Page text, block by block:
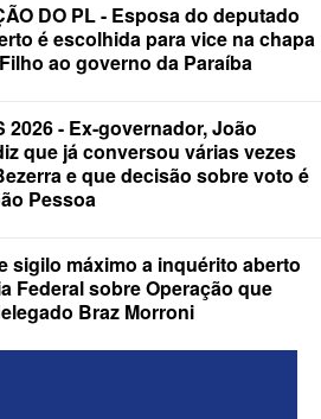
das convenções
das eleições
DO PL - Esposa do deputado
é escolhida para vice na chapa
ao governo da Paraíba
2026 - Ex-governador, João
que já conversou várias vezes
e que decisão sobre voto é
Pessoa
sigilo máximo a inquérito aberto
Federal sobre Operação que
Braz Morroni